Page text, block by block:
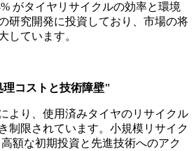
がタイヤリサイクルの効率と環境
研究開発に投資しており、市場の将
しています。
コストと技術障壁"
より、使用済みタイヤのリサイクル
制限されています。小規模リサイク
額な初期投資と先進技術へのアク